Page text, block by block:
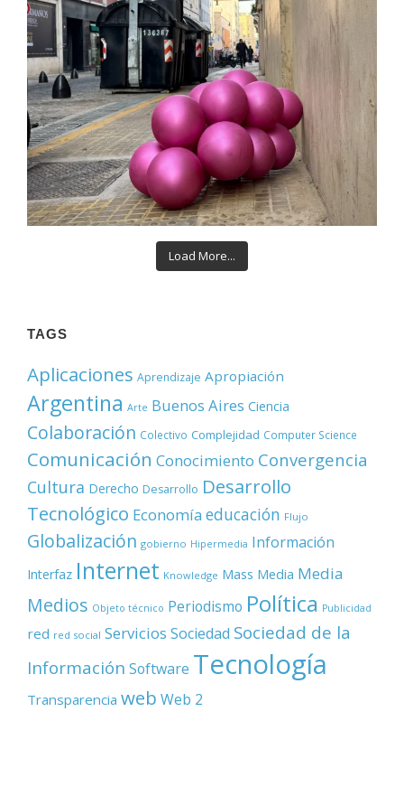
Load More...
TAGS
Aplicaciones Aprendizaje Apropiación
Argentina Arte Buenos Aires Ciencia
Colaboración Colectivo Complejidad Computer Science
Comunicación Conocimiento Convergencia
Cultura Derecho Desarrollo Desarrollo
Tecnológico Economía educación Flujo
Globalización gobierno Hipermedia Información
Interfaz Internet Knowledge Mass Media Media
Medios Objeto técnico Periodismo Política Publicidad
red red social Servicios Sociedad Sociedad de la
Información Software Tecnología
Transparencia web Web 2